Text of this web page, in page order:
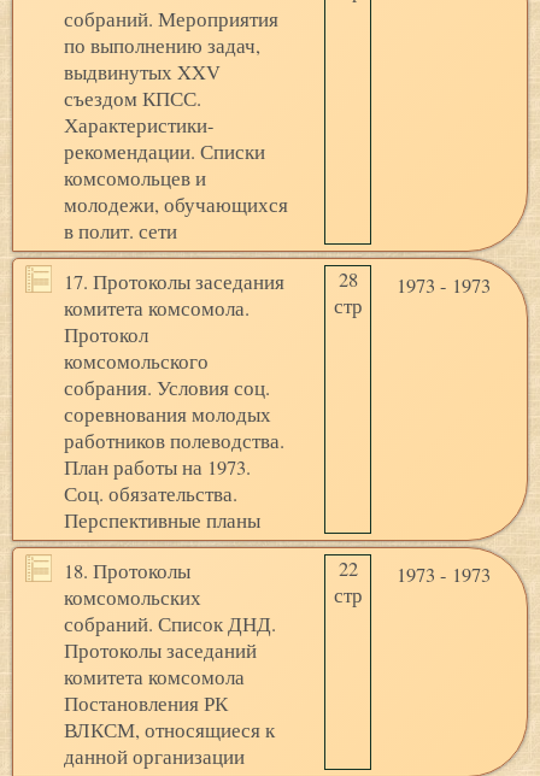
собраний. Мероприятия
по выполнению задач,
выдвинутых XXV
съездом КПСС.
Характеристики-
рекомендации. Списки
комсомольцев и
молодежи, обучающихся
в полит. сети
17. Протоколы заседания
комитета комсомола.
Протокол
комсомольского
собрания. Условия соц.
соревнования молодых
работников полеводства.
План работы на 1973.
Соц. обязательства.
Перспективные планы
28
стр
1973 - 1973
18. Протоколы
комсомольских
собраний. Список ДНД.
Протоколы заседаний
комитета комсомола
Постановления РК
ВЛКСМ, относящиеся к
данной организации
22
стр
1973 - 1973